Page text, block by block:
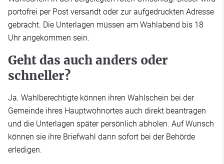
portofrei per Post versandt oder zur aufgedruckten Adresse
gebracht. Die Unterlagen müssen am Wahlabend bis 18
Uhr angekommen sein.
Geht das auch anders oder
schneller?
Ja. Wahlberechtigte können ihren Wahlschein bei der
Gemeinde ihres Hauptwohnortes auch direkt beantragen
und die Unterlagen später persönlich abholen. Auf Wunsch
können sie ihre Briefwahl dann sofort bei der Behörde
erledigen.